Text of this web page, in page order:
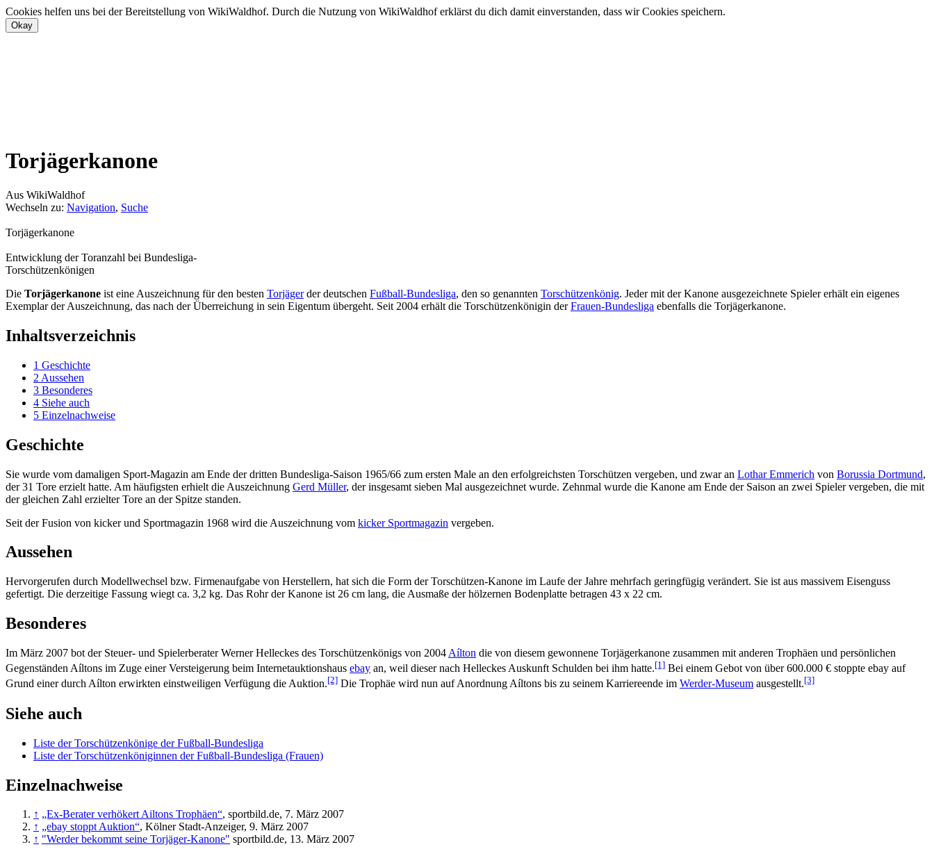
Cookies helfen uns bei der Bereitstellung von WikiWaldhof. Durch die Nutzung von WikiWaldhof erklärst du dich damit einverstanden, dass wir Cookies speichern.
Torjägerkanone
Aus WikiWaldhof
Wechseln zu: Navigation, Suche
Torjägerkanone
Entwicklung der Toranzahl bei Bundesliga-
Torschützenkönigen
Die Torjägerkanone ist eine Auszeichnung für den besten Torjägerder deutschen Fußball-Bundesliga, den so genannten Torschützenkönig. Jeder mit der Kanone ausgezeichnete Spieler erhält ein eigenes
Exemplar der Auszeichnung, das nach der Überreichung in sein Eigentum übergeht. Seit 2004 erhält die Torschützenkönigin derFrauen-Bundesliga ebenfalls die Torjägerkanone.
Inhaltsverzeichnis
1 Geschichte
2 Aussehen
3 Besonderes
4 Siehe auch
5 Einzelnachweise
Geschichte
Sie wurde vom damaligen Sport-Magazin am Ende der dritten Bundesliga-Saison 1965/66 zum ersten Male an den erfolgreichsten Torschützen vergeben, und zwar an Lothar Emmerich von Borussia Dortmund,
der 31 Tore erzielt hatte. Am häufigsten erhielt die Auszeichnung Gerd Müller, der insgesamt sieben Mal ausgezeichnet wurde. Zehnmal wurde die Kanone am Ende der Saison an zwei Spieler vergeben, die mit
der gleichen Zahl erzielter Tore an der Spitze standen.
Seit der Fusion von kicker und Sportmagazin 1968 wird die Auszeichnung vom kicker Sportmagazin vergeben.
Aussehen
Hervorgerufen durch Modellwechsel bzw. Firmenaufgabe von Herstellern, hat sich die Form der Torschützen-Kanone im Laufe der Jahre mehrfach geringfügig verändert. Sie ist aus massivem Eisenguss
gefertigt. Die derzeitige Fassung wiegt ca. 3,2 kg. Das Rohr der Kanone ist 26 cm lang, die Ausmaße der hölzernen Bodenplatte betragen 43 x 22 cm.
Besonderes
Im März 2007 bot der Steuer- und Spielerberater Werner Helleckes des Torschützenkönigs von 2004 Aílton die von diesem gewonnene Torjägerkanone zusammen mit anderen Trophäen und persönlichen
Gegenständen Aíltons im Zuge einer Versteigerung beim Internetauktionshaus ebay an, weil dieser nach Helleckes Auskunft Schulden bei ihm hatte.[1] Bei einem Gebot von über 600.000 € stoppte ebay auf
Grund einer durch Aílton erwirkten einstweiligen Verfügung die Auktion.[2] Die Trophäe wird nun auf Anordnung Aíltons bis zu seinem Karriereende im Werder-Museum ausgestellt.[3]
Siehe auch
Liste der Torschützenkönige der Fußball-Bundesliga
Liste der Torschützenköniginnen der Fußball-Bundesliga (Frauen)
Einzelnachweise
↑ „Ex-Berater verhökert Ailtons Trophäen“, sportbild.de, 7. März 2007
↑ „ebay stoppt Auktion“, Kölner Stadt-Anzeiger, 9. März 2007
↑ "Werder bekommt seine Torjäger-Kanone" sportbild.de, 13. März 2007